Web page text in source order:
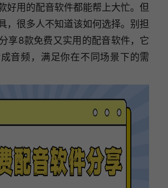
好用的配音软件都能帮上大忙。但
，很多人不知道该如何选择。别担
享8款免费又实用的配音软件，它
音频，满足你在不同场景下的需